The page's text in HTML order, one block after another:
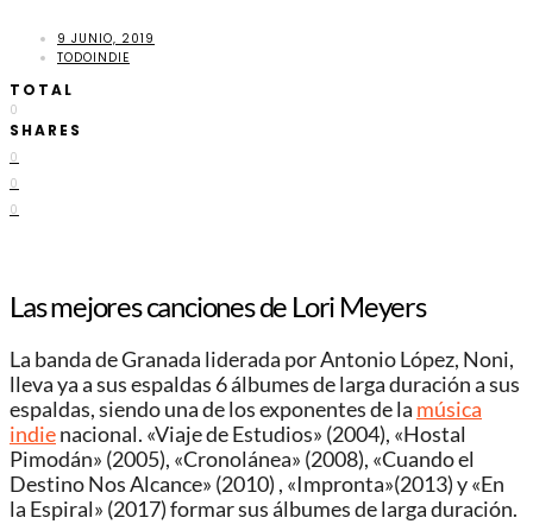
9 JUNIO, 2019
TODOINDIE
TOTAL
0
SHARES
0
0
0
Las mejores canciones de Lori Meyers
La banda de Granada liderada por Antonio López, Noni,
lleva ya a sus espaldas 6 álbumes de larga duración a sus
espaldas, siendo una de los exponentes de la música
indienacional. «Viaje de Estudios» (2004), «Hostal
Pimodán» (2005), «Cronolánea» (2008), «Cuando el
Destino Nos Alcance» (2010) , «Impronta»(2013) y «En
la Espiral» (2017) formar sus álbumes de larga duración.